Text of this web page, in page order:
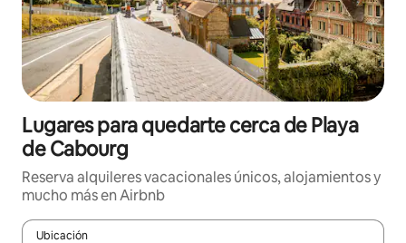
Lugares para quedarte cerca de Playa
de Cabourg
Reserva alquileres vacacionales únicos, alojamientos y
mucho más en Airbnb
Ubicación